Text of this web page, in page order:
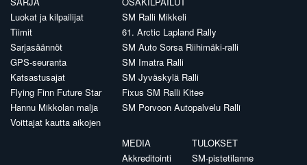
Luokat ja kilpailijat
Tiimit
Sarjasäännöt
GPS-seuranta
Katsastusajat
Flying Finn Future Star
Hannu Mikkolan malja
Voittajat kautta aikojen
SM Ralli Mikkeli
61. Arctic Lapland Rally
SM Auto Sorsa Riihimäki-ralli
SM Imatra Ralli
SM Jyväskylä Ralli
Fixus SM Ralli Kitee
SM Porvoon Autopalvelu Ralli
MEDIA
Akkreditointi
TULOKSET
SM-pistetilanne